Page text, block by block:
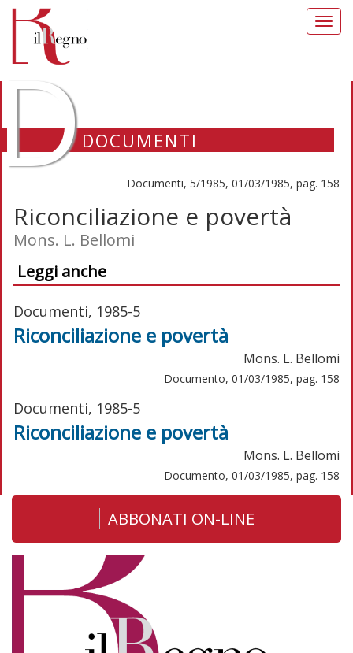
DOCUMENTI
Documenti, 5/1985, 01/03/1985, pag. 158
Riconciliazione e povertà
Mons. L. Bellomi
Leggi anche
Documenti, 1985-5
Riconciliazione e povertà
Mons. L. Bellomi
Documento, 01/03/1985, pag. 158
Documenti, 1985-5
Riconciliazione e povertà
Mons. L. Bellomi
Documento, 01/03/1985, pag. 158
ABBONATI ON-LINE